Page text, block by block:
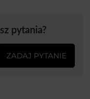
pytania?
ZADAJ PYTANIE